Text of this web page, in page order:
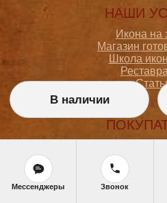
НАШИ
Икона на
Магазин
Школа
Как
Доставка и
Политика
В наличии
Мессенджеры Звонок